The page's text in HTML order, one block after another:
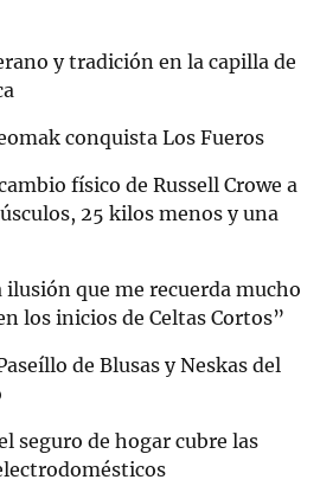
y tradición en la capilla de
conquista Los Fueros
físico de Russell Crowe a
25 kilos menos y una
ilusión que me recuerda mucho
los inicios de Celtas Cortos”
de Blusas y Neskas del
seguro de hogar cubre las